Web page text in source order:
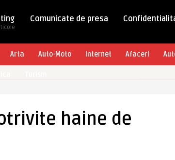
Comunicate de presa
Arta Auto-Moto Internet Afaceri
haine de